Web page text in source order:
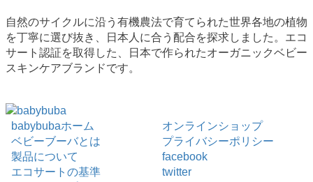
自然のサイクルに沿う有機農法で育てられた世界各地の植物
を丁寧に選び抜き、日本人に合う配合を探求しました。エコ
サート認証を取得した、日本で作られたオーガニックベビー
スキンケアブランドです。
babybubaホーム
ベビーブーバとは
製品について
エコサートの基準
オンラインショップ
プライバシーポリシー
facebook
twitter